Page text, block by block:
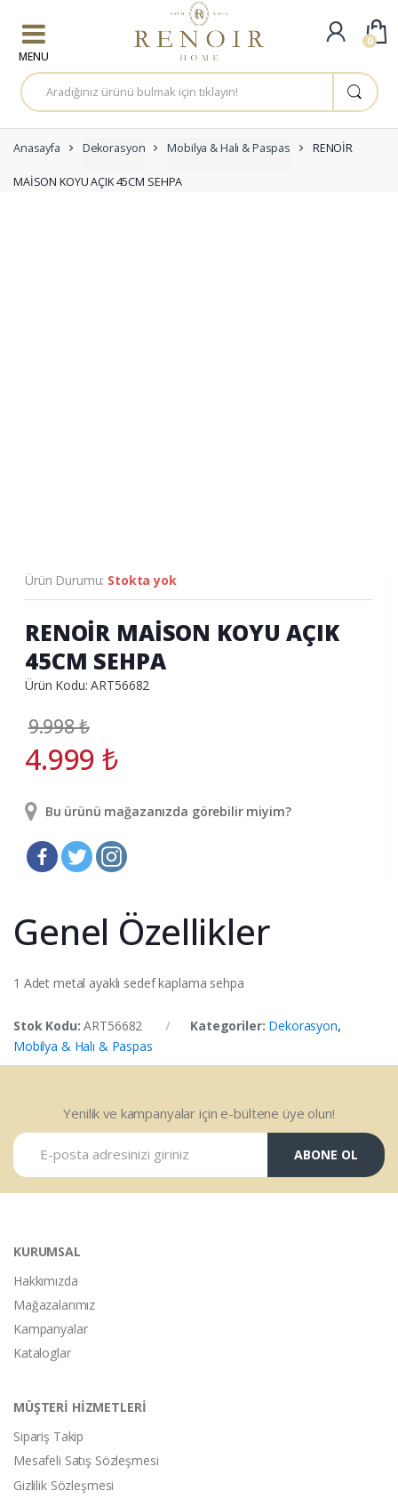
A
r
a
a
:
Anasayfa Dekorasyon Mobilya & Halı & Paspas RENOİR
MAİSON KOYU AÇIK 45CM SEHPA
Ürün Durumu: Stokta yok
RENOİR MAİSON KOYU AÇIK
45CM SEHPA
Ürün Kodu: ART56682
9.998₺
4.999₺
Bu ürünü mağazanızda görebilir miyim?
Genel Özellikler
1 Adet metal ayaklı sedef kaplama sehpa
Stok Kodu:ART56682 Kategoriler: Dekorasyon,
Mobilya & Halı & Paspas
Yenilik ve kampanyalar için e-bültene üye olun!
ABONE OL
KURUMSAL
Hakkımızda
Mağazalarımız
Kampanyalar
Kataloglar
MÜŞTERİ HİZMETLERİ
Sipariş Takip
Mesafeli Satış Sözleşmesi
Gizlilik Sözleşmesi
0